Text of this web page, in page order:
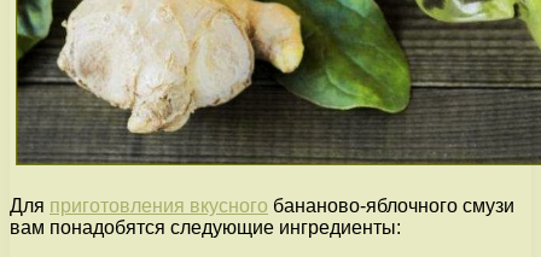
Для приготовления вкусного бананово-яблочного смузи
вам понадобятся следующие ингредиенты: